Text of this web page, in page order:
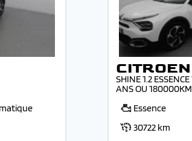
SHINE 1.2
ANS OU
Essence
30722 km